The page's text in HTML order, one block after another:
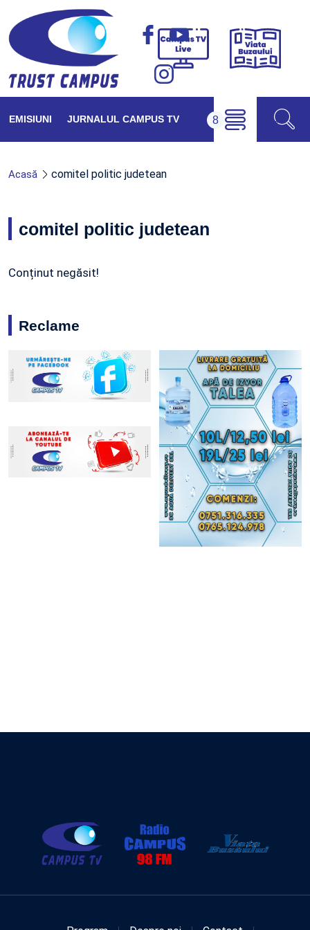
Campus
Viața
EMISIUNI JURNALUL CAMPUS TV
Acasă comitel politic judetean
comitel politic judetean
Conținut negăsit!
Reclame